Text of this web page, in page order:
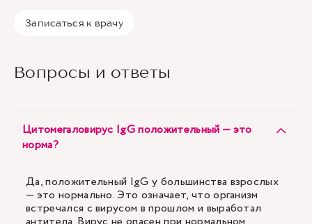
Записаться к врачу
Вопросы и ответы
Цитомегаловирус IgG положительный — это
норма?
Да, положительный IgG у большинства взрослых
— это нормально. Это означает, что организм
встречался с вирусом в прошлом и выработал